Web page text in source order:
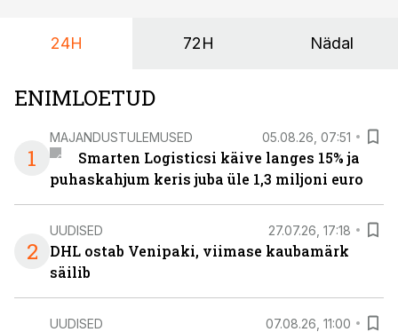
24H 72H Nädal
ENIMLOETUD
1
MAJANDUSTULEMUSED 05.08.26, 07:51
Smarten Logisticsi käive langes 15% ja
puhaskahjum keris juba üle 1,3 miljoni euro
2
UUDISED 27.07.26, 17:18
DHL ostab Venipaki, viimase kaubamärk
säilib
UUDISED 07.08.26, 11:00